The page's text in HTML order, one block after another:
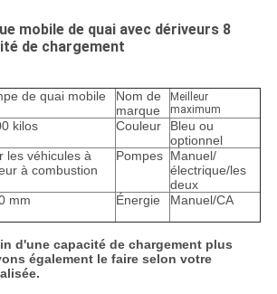
mobile de quai avec dériveurs 8
de chargement
de quai mobile
Nom de
marque
Meilleur
maximum
kilos Couleur
Bleu ou
optionnel
les véhicules à
à combustion
Pompes Manuel/
électrique/les
deux
mm Énergie Manuel/CA
d'une capacité de chargement plus
également le faire selon votre